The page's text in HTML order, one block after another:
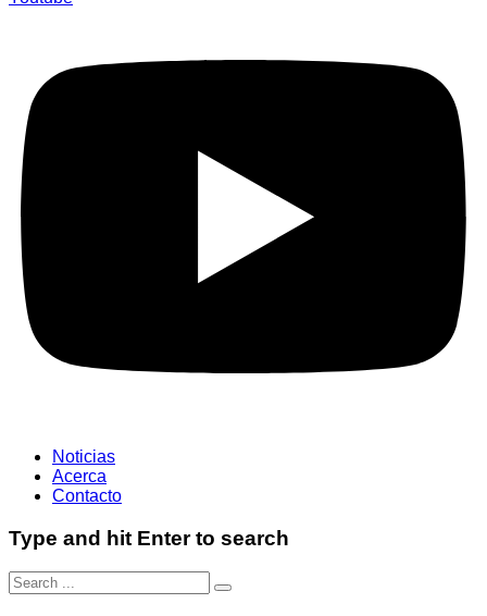
Noticias
Acerca
Contacto
Type and hit Enter to search